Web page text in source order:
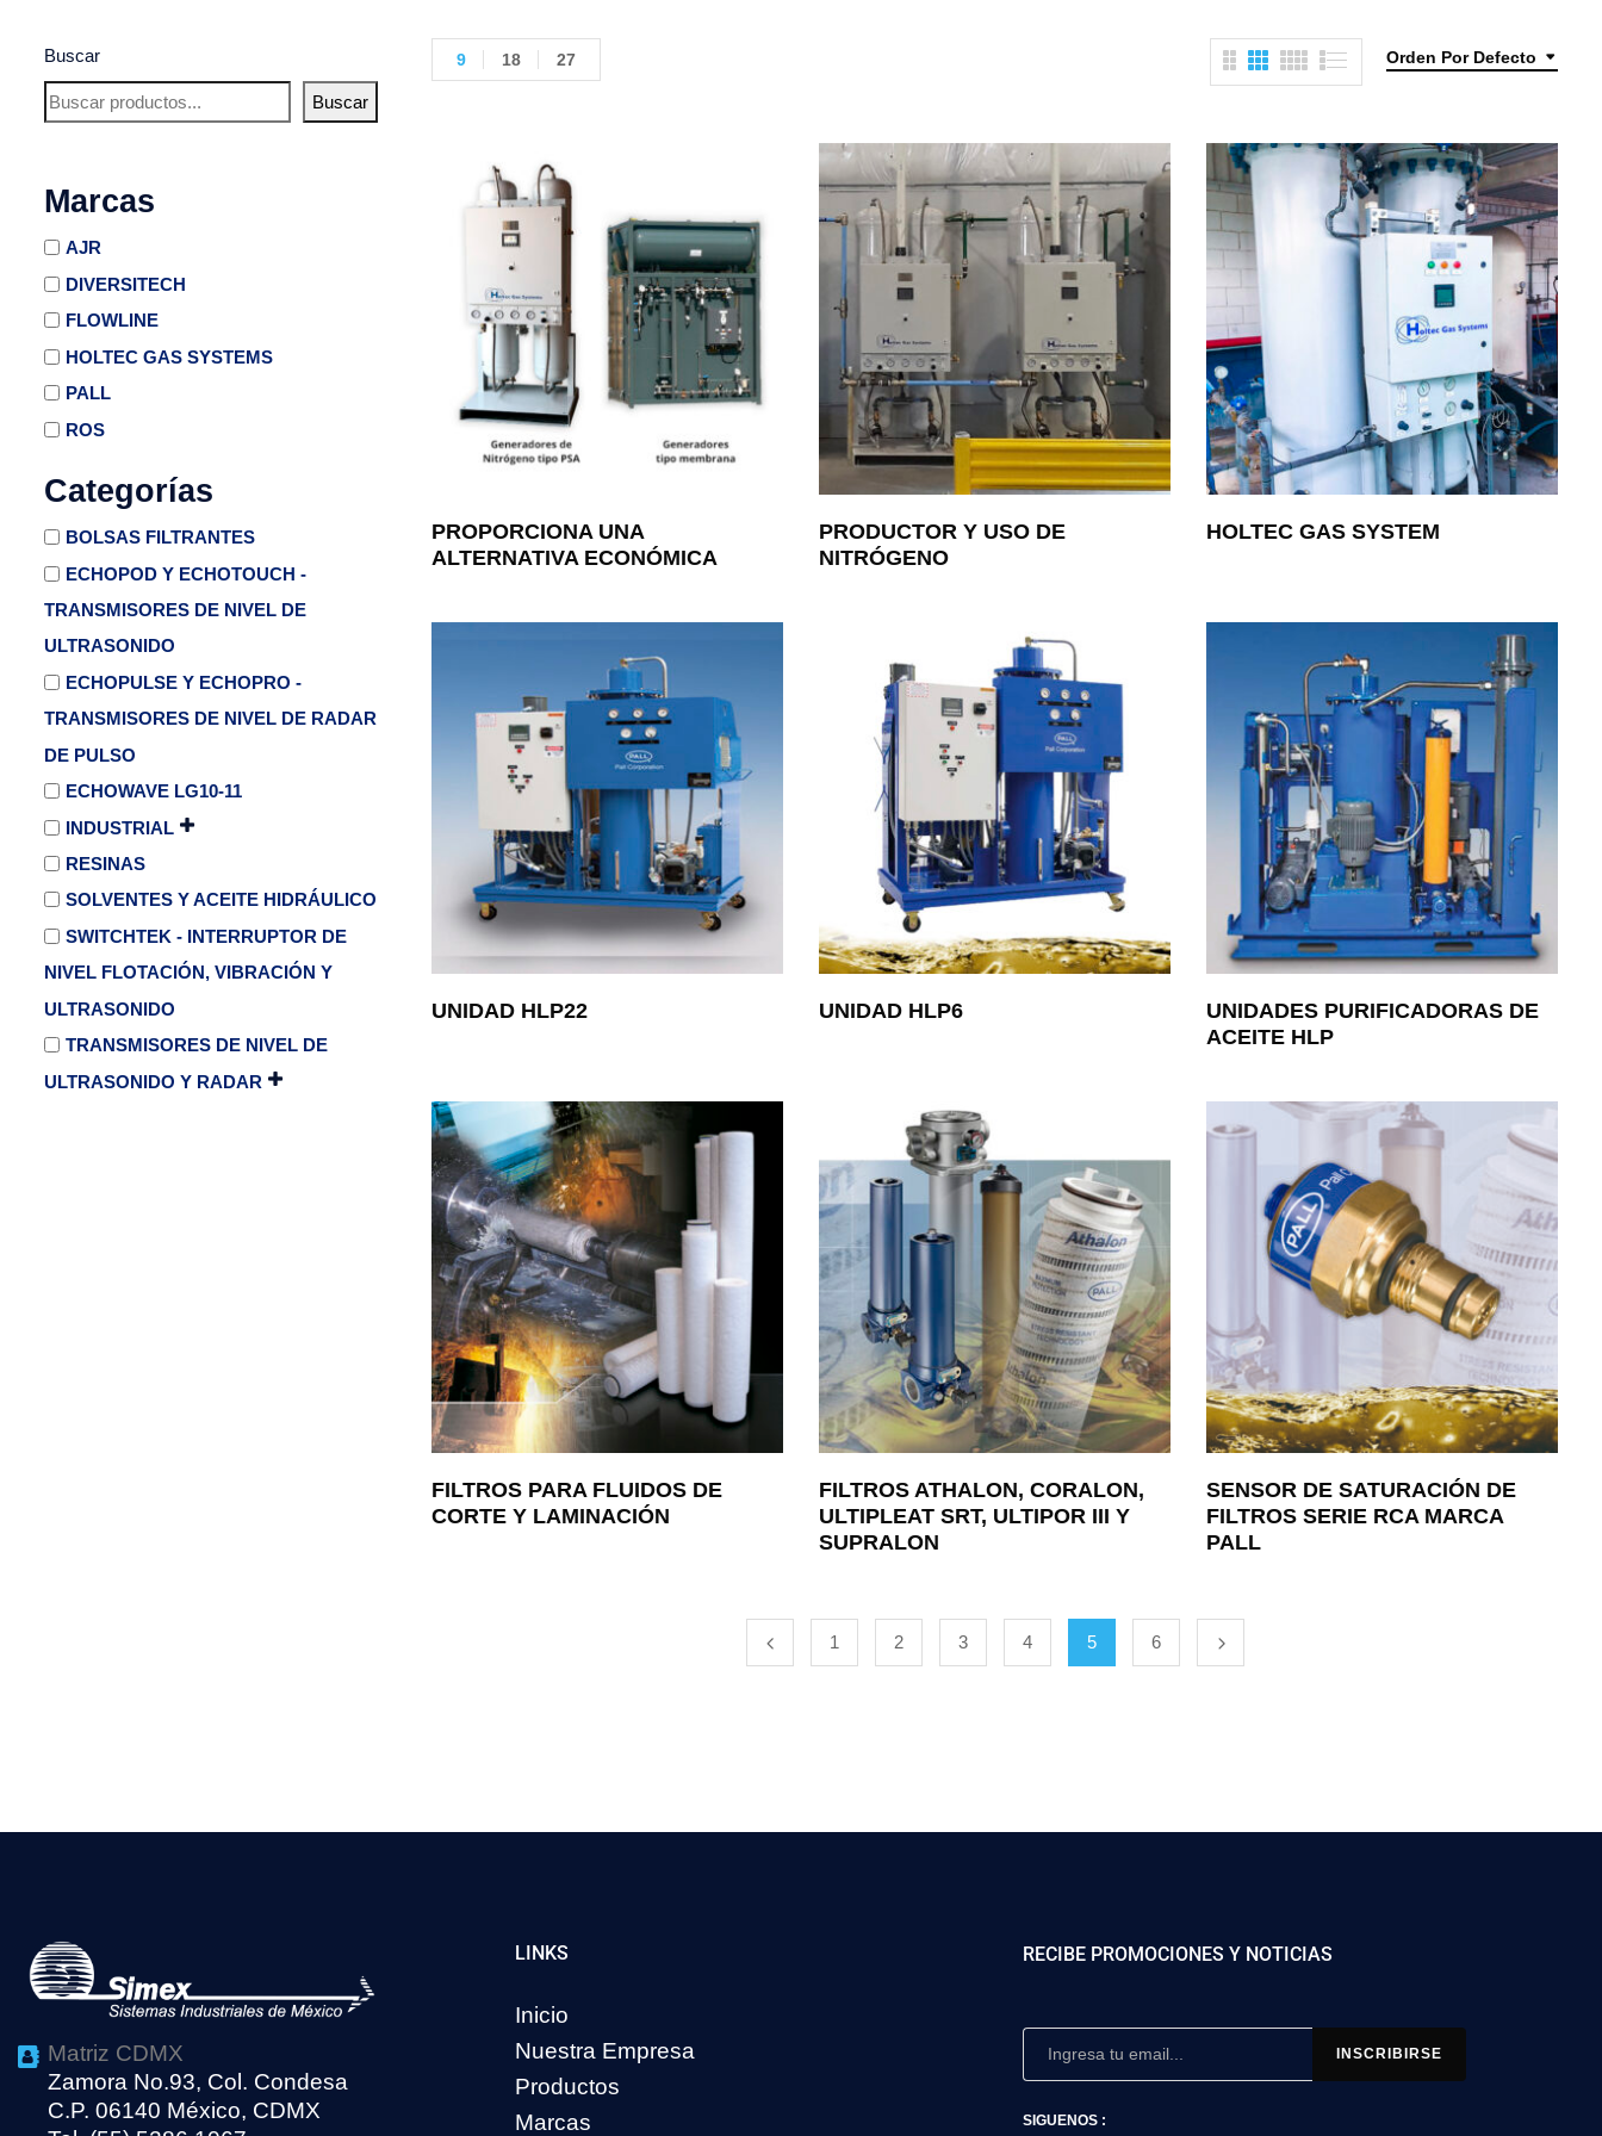
Buscar
Buscar
Marcas
AJR
DIVERSITECH
FLOWLINE
HOLTEC GAS SYSTEMS
PALL
ROS
Categorías
BOLSAS FILTRANTES
ECHOPOD Y ECHOTOUCH -
TRANSMISORES DE NIVEL DE
ULTRASONIDO
ECHOPULSE Y ECHOPRO -
TRANSMISORES DE NIVEL DE RADAR
DE PULSO
ECHOWAVE LG10-11
INDUSTRIAL
RESINAS
SOLVENTES Y ACEITE HIDRÁULICO
SWITCHTEK - INTERRUPTOR DE
NIVEL FLOTACIÓN, VIBRACIÓN Y
ULTRASONIDO
TRANSMISORES DE NIVEL DE
ULTRASONIDO Y RADAR
Orden Por Defecto
9 18 27
PROPORCIONA UNA
ALTERNATIVA ECONÓMICA
PRODUCTOR Y USO DE
NITRÓGENO
HOLTEC GAS SYSTEM
UNIDAD HLP22 UNIDAD HLP6
UNIDADES PURIFICADORAS DE
ACEITE HLP
FILTROS PARA FLUIDOS DE
CORTE Y LAMINACIÓN
FILTROS ATHALON, CORALON,
ULTIPLEAT SRT, ULTIPOR III Y
SUPRALON
SENSOR DE SATURACIÓN DE
FILTROS SERIE RCA MARCA
PALL
1 2 3 4 5 6
Matriz CDMX
Zamora No.93, Col. Condesa
C.P. 06140 México, CDMX
LINKS
Inicio
Nuestra Empresa
Productos
Marcas
RECIBE PROMOCIONES Y NOTICIAS
SIGUENOS :